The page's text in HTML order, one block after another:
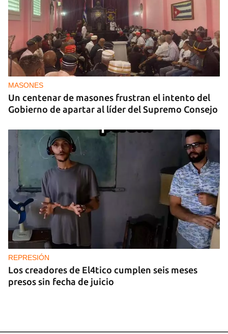
MASONES
Un centenar de masones frustran el intento del
Gobierno de apartar al líder del Supremo Consejo
REPRESIÓN
Los creadores de El4tico cumplen seis meses
presos sin fecha de juicio